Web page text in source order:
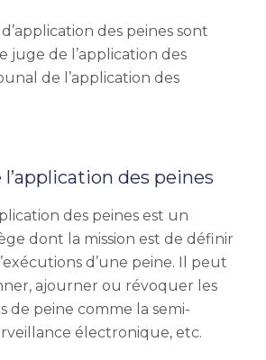
des peines sont
juge de l’application des
de l’application des
l’application des peines
des peines est un
dont la mission est de définir
d’une peine. Il peut
ajourner ou révoquer les
de peine comme la semi-
électronique, etc.